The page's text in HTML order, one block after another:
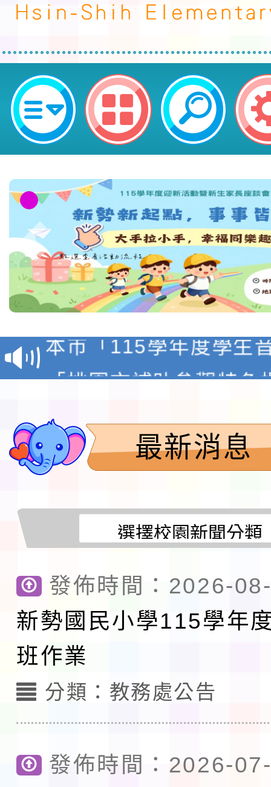
桃園市平鎮區新勢國民小學
本校115學年度第1學
第3次招考代課鐘點教
檢送「桃園市115學年
本市「115學年度學生
「桃園市補助參觀特色
請一案
026 ART TAIPEI臺北
會」之「藝術教育日」
本校115學年度第1學
第2次招考代課鐘點教
告(採1次公告分次招考)
115 年度兒童課後照顧
0 小時業訓練課程
轉知本市體育總會划船
「115年桃園市運動會
錦標賽」海洋艇及
域)，申請變更地點
「114-115年度
計畫」公費接種對象擴
115學年度迎新活動暨
會活動流程表
本校115學年度第1學
第3次招考代課鐘點教
告(不再辦理後續甄選)
檢送「桃園市115學年
賽實施要點」1份
本市「115學年度學生
程安排一案
「桃園市補助參觀特色
展演活動實施計畫」
社團法人中華民國畫廊
最新消息
發佈時間：2026-
新勢國民小學115學年
班作業
分類： 教務處公告
發佈時間：2026-